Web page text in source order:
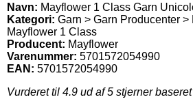
Navn: Mayflower 1 Class Garn
Kategori: Garn > Garn Producenter >
Mayflower 1 Class
Producent: Mayflower
Varenummer: 5701572054990
EAN: 5701572054990
Vurderet til 4.9 ud af 5 stjerner